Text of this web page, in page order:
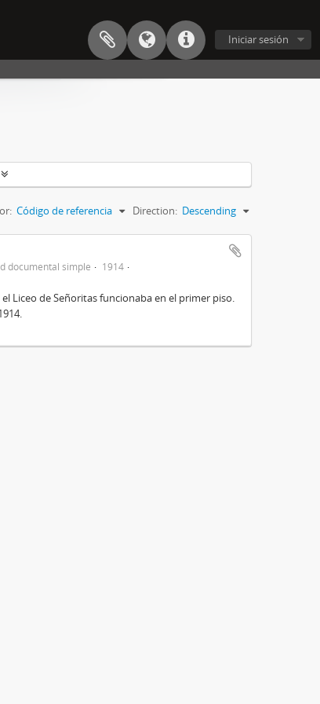
Iniciar sesión
Código de referencia Direction: Descending
documental simple
1914
Liceo de Señoritas funcionaba en el primer piso.